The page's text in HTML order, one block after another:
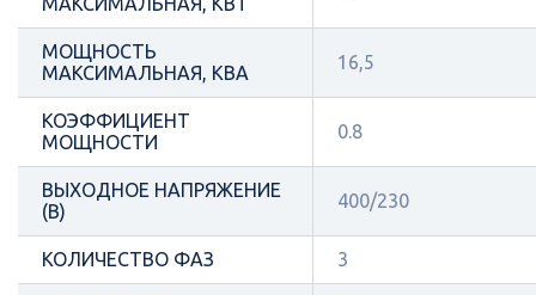
МОЩНОСТЬ
МАКСИМАЛЬНАЯ, КВА
16,5
КОЭФФИЦИЕНТ
МОЩНОСТИ
0.8
ВЫХОДНОЕ НАПРЯЖЕНИЕ
(В)
400/230
КОЛИЧЕСТВО ФАЗ 3